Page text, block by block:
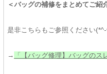
＜バッグの補修をまとめてご紹
是非こちらもご参照ください
→ 「【バッグ修理】バッグのス